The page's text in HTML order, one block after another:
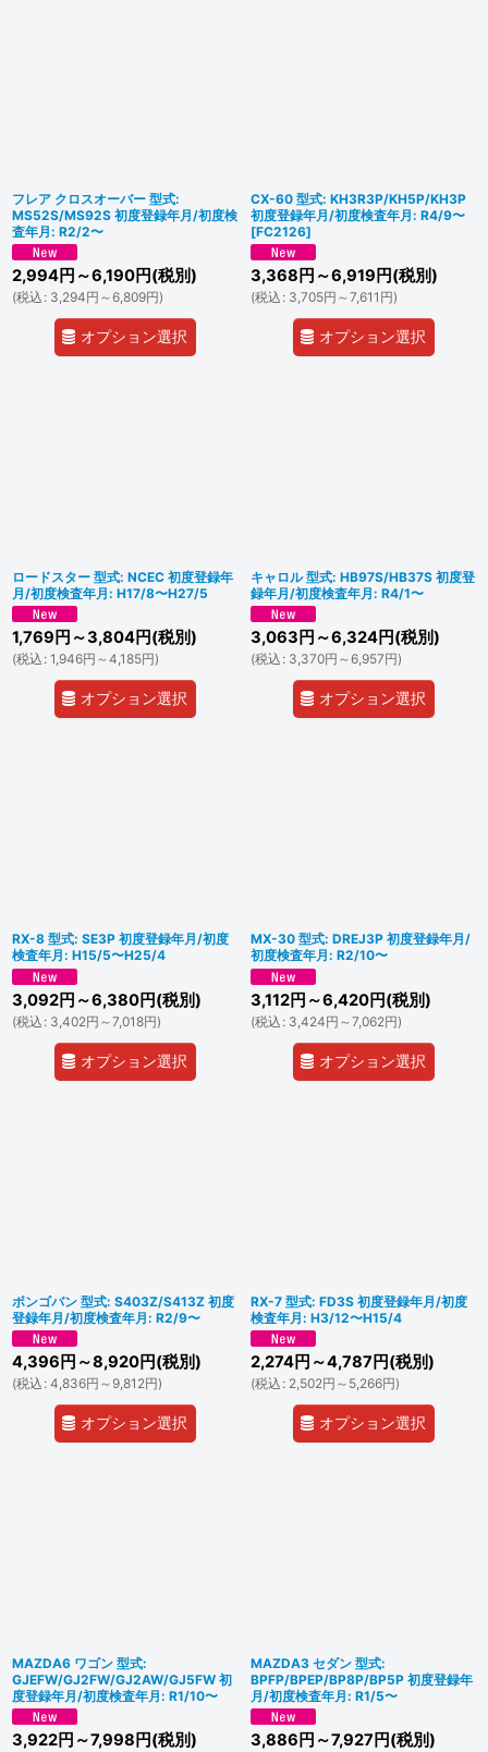
フレア クロスオーバー 型式:
MS52S/MS92S 初度登録年月/初度検
査年月: R2/2〜
2,994円 ～6,190円(税別)
(税込 : 3,294円 ～6,809円)
オプション選択
CX-60 型式: KH3R3P/KH5P/KH3P
初度登録年月/初度検査年月: R4/9〜
[FC2126]
3,368 円 ～6,919 円(税別)
(税込 : 3,705円 ～7,611 円)
オプション選択
ロードスター 型式: NCEC 初度登録年
月/初度検査年月: H17/8〜H27/5
1,769 円 ～3,804円(税別)
(税込 : 1,946円 ～4,185円)
オプション選択
キャロル 型式: HB97S/HB37S 初度登
録年月/初度検査年月: R4/1〜
3,063 円 ～6,324円(税別)
(税込 : 3,370円 ～6,957円)
オプション選択
RX-8 型式: SE3P 初度登録年月/初度
検査年月: H15/5〜H25/4
3,092円 ～6,380円(税別)
(税込 : 3,402円 ～7,018円)
オプション選択
MX-30 型式: DREJ3P 初度登録年月/
初度検査年月: R2/10〜
3,112円 ～6,420円(税別)
(税込 : 3,424円 ～7,062円)
オプション選択
ボンゴバン 型式: S403Z/S413Z 初度
登録年月/初度検査年月: R2/9〜
4,396 円 ～8,920円(税別)
(税込 : 4,836円 ～9,812円)
オプション選択
RX-7 型式: FD3S 初度登録年月/初度
検査年月: H3/12〜H15/4
2,274円 ～4,787 円(税別)
(税込 : 2,502円 ～5,266円)
オプション選択
MAZDA6 ワゴン 型式:
GJEFW/GJ2FW/GJ2AW/GJ5FW 初
度登録年月/初度検査年月: R1/10〜
3,922円 ～7,998 円(税別)
MAZDA3 セダン 型式:
BPFP/BPEP/BP8P/BP5P 初度登録年
月/初度検査年月: R1/5〜
3,886 円 ～7,927 円(税別)